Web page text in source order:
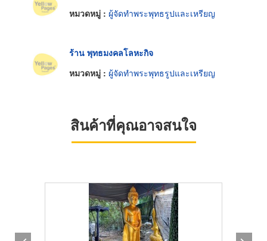
หมวดหมู่ : ผู้จัดทำพระพุทธรูปและเหรียญ
ร้าน พุทธมงคลโลหะกิจ
หมวดหมู่ : ผู้จัดทำพระพุทธรูปและเหรียญ
สินค้าที่คุณอาจสนใจ